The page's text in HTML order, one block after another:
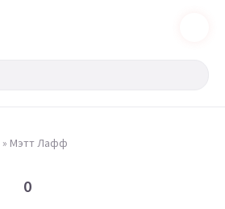
» Мэтт Лафф
0